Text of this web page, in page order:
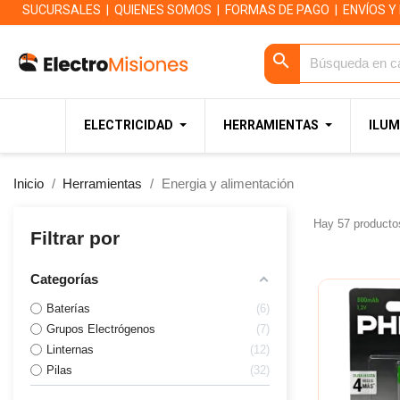
SUCURSALES QUIENES SOMOS FORMAS DE PAGO ENVÍOS
search
ELECTRICIDAD HERRAMIENTAS
Inicio Herramientas Energia y alimentación
Filtrar por
Categorías
Baterías
6
Grupos Electrógenos
7
Linternas
12
Pilas
32
Hay 57